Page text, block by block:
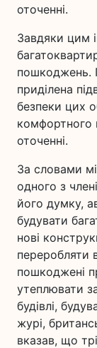
оточенні.
Завдяки цим
пошкоджень.
приділена
безпеки цих
комфортного
оточенні.
За словами
одного з
його думку,
будувати
нові
переробляти
пошкоджені
утеплювати
будівлі,
журі,
вказав, що